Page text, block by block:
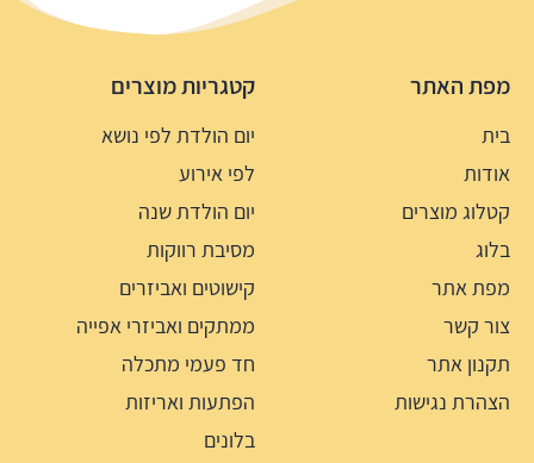
מפת האתר
בית
אודות
קטלוג מוצרים
בלוג
מפת אתר
צור קשר
תקנון אתר
הצהרת נגישות
קטגריות מוצרים
יום הולדת לפי נושא
לפי אירוע
יום הולדת שנה
מסיבת רווקות
קישוטים ואביזרים
ממתקים ואביזרי אפייה
חד פעמי מתכלה
הפתעות ואריזות
בלונים